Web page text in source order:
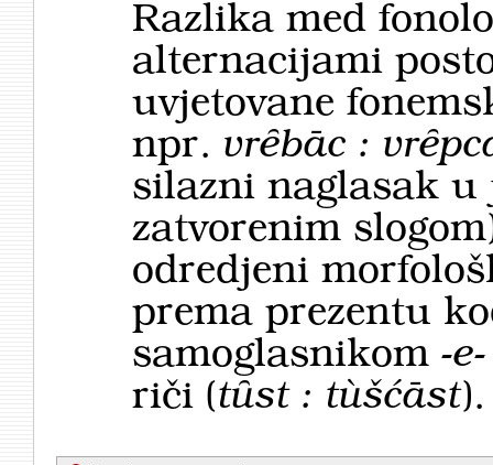
Razlika med
alternacijami
uvjetovane
npr. vrȇbāc :
silazni naglasak u
zatvorenim
odredjeni
prema prezentu
samoglasnikom -e-
riči (tȗst : tùšćāst).